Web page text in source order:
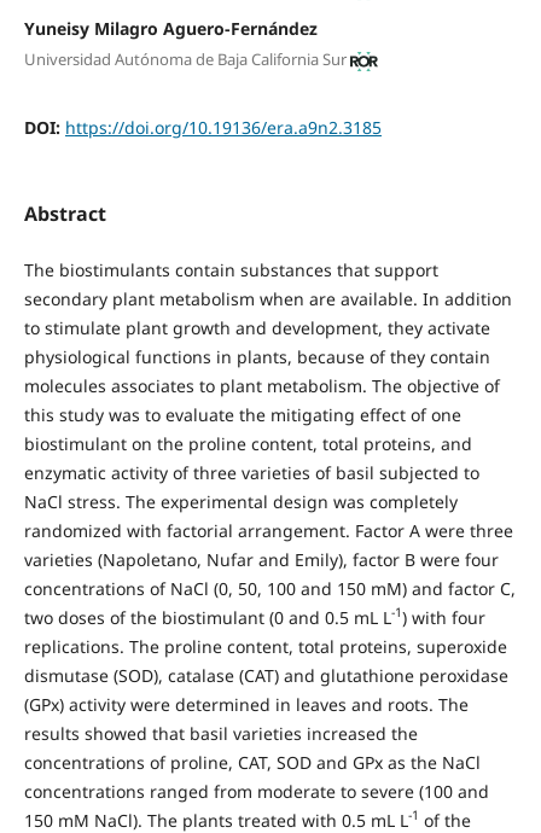
Yuneisy Milagro Aguero-Fernández
Universidad Autónoma de Baja California Sur
DOI: https://doi.org/10.19136/era.a9n2.3185
Abstract
The biostimulants contain substances that support
secondary plant metabolism when are available. In addition
to stimulate plant growth and development, they activate
physiological functions in plants, because of they contain
molecules associates to plant metabolism. The objective of
this study was to evaluate the mitigating effect of one
biostimulant on the proline content, total proteins, and
enzymatic activity of three varieties of basil subjected to
NaCl stress. The experimental design was completely
randomized with factorial arrangement. Factor A were three
varieties (Napoletano, Nufar and Emily), factor B were four
concentrations of NaCl (0, 50, 100 and 150 mM) and factor C,
two doses of the biostimulant (0 and 0.5 mL L-1) with four
replications. The proline content, total proteins, superoxide
dismutase (SOD), catalase (CAT) and glutathione peroxidase
(GPx) activity were determined in leaves and roots. The
results showed that basil varieties increased the
concentrations of proline, CAT, SOD and GPx as the NaCl
concentrations ranged from moderate to severe (100 and
150 mM NaCl). The plants treated with 0.5 mL L-1 of the